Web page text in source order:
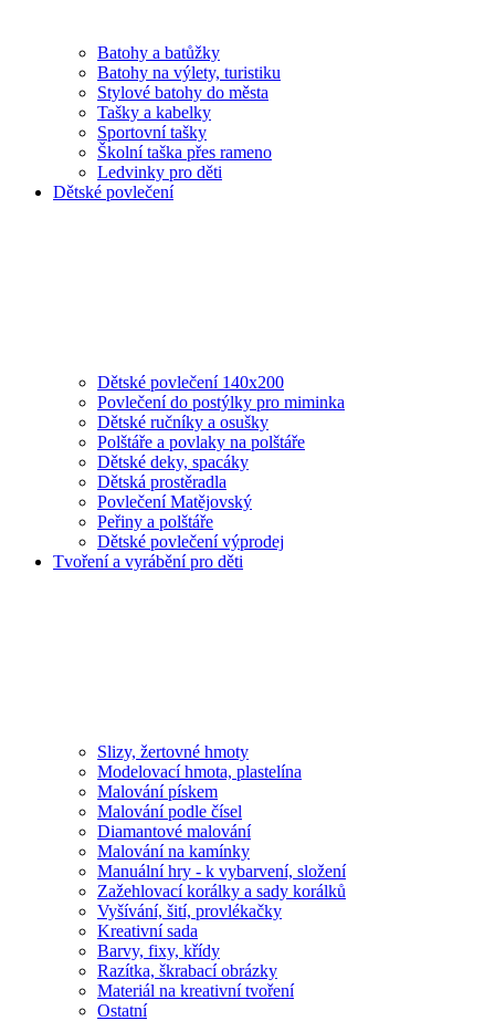
Batohy a batůžky
Batohy na výlety, turistiku
Stylové batohy do města
Tašky a kabelky
Sportovní tašky
Školní taška přes rameno
Ledvinky pro děti
Dětské povlečení
Dětské povlečení 140x200
Povlečení do postýlky pro miminka
Dětské ručníky a osušky
Polštáře a povlaky na polštáře
Dětské deky, spacáky
Dětská prostěradla
Povlečení Matějovský
Peřiny a polštáře
Dětské povlečení výprodej
Tvoření a vyrábění pro děti
Slizy, žertovné hmoty
Modelovací hmota, plastelína
Malování pískem
Malování podle čísel
Diamantové malování
Malování na kamínky
Manuální hry - k vybarvení, složení
Zažehlovací korálky a sady korálků
Vyšívání, šití, provlékačky
Kreativní sada
Barvy, fixy, křídy
Razítka, škrabací obrázky
Materiál na kreativní tvoření
Ostatní